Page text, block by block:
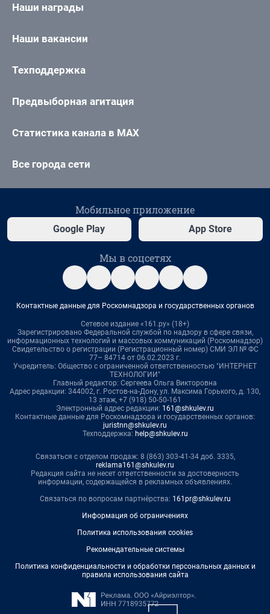
Наши награды
Наши вакансии
Техподдержка
Предвыборная агитация
Статистика канала в MAX
Все города сети
Мобильное приложение
Google Play App Store
Мы в соцсетях
Контактные данные для Роскомнадзора и государственных органов
Сетевое издание «161.ру» (18+)
Зарегистрировано Федеральной службой по надзору в сфере связи,
информационных технологий и массовых коммуникаций (Роскомнадзор)
Свидетельство о регистрации (Регистрационный номер) СМИ ЭЛ № ФС
77– 84714 от 06.02.2023 г.
Учредитель: Общество с ограниченной ответственностью "ИНТЕРНЕТ
ТЕХНОЛОГИИ"
Главный редактор: Сергеева Ольга Викторовна
Адрес редакции: 344002, г. Ростов-на-Дону, ул. Максима Горького, д. 130,
13 этаж, +7 (918) 50-50-161
Электронный адрес редакции: 161@shkulev.ru
Контактные данные для Роскомнадзора и государственных органов:
juristnn@shkulev.ru
Техподдержка: help@shkulev.ru
Связаться с отделом продаж: 8 (863) 303-41-34 доб. 3335,
reklama161@shkulev.ru
Редакция сайта не несет ответственности за достоверность
информации, содержащейся в рекламных объявлениях.
Связаться по вопросам партнёрства: 161pr@shkulev.ru
Информация об ограничениях
Политика использования cookies
Рекомендательные системы
Политика конфиденциальности и обработки персональных данных и
правила использования сайта